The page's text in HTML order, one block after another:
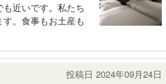
近いです。私たち
。食事もお土産も
投稿日 2024年09月24日